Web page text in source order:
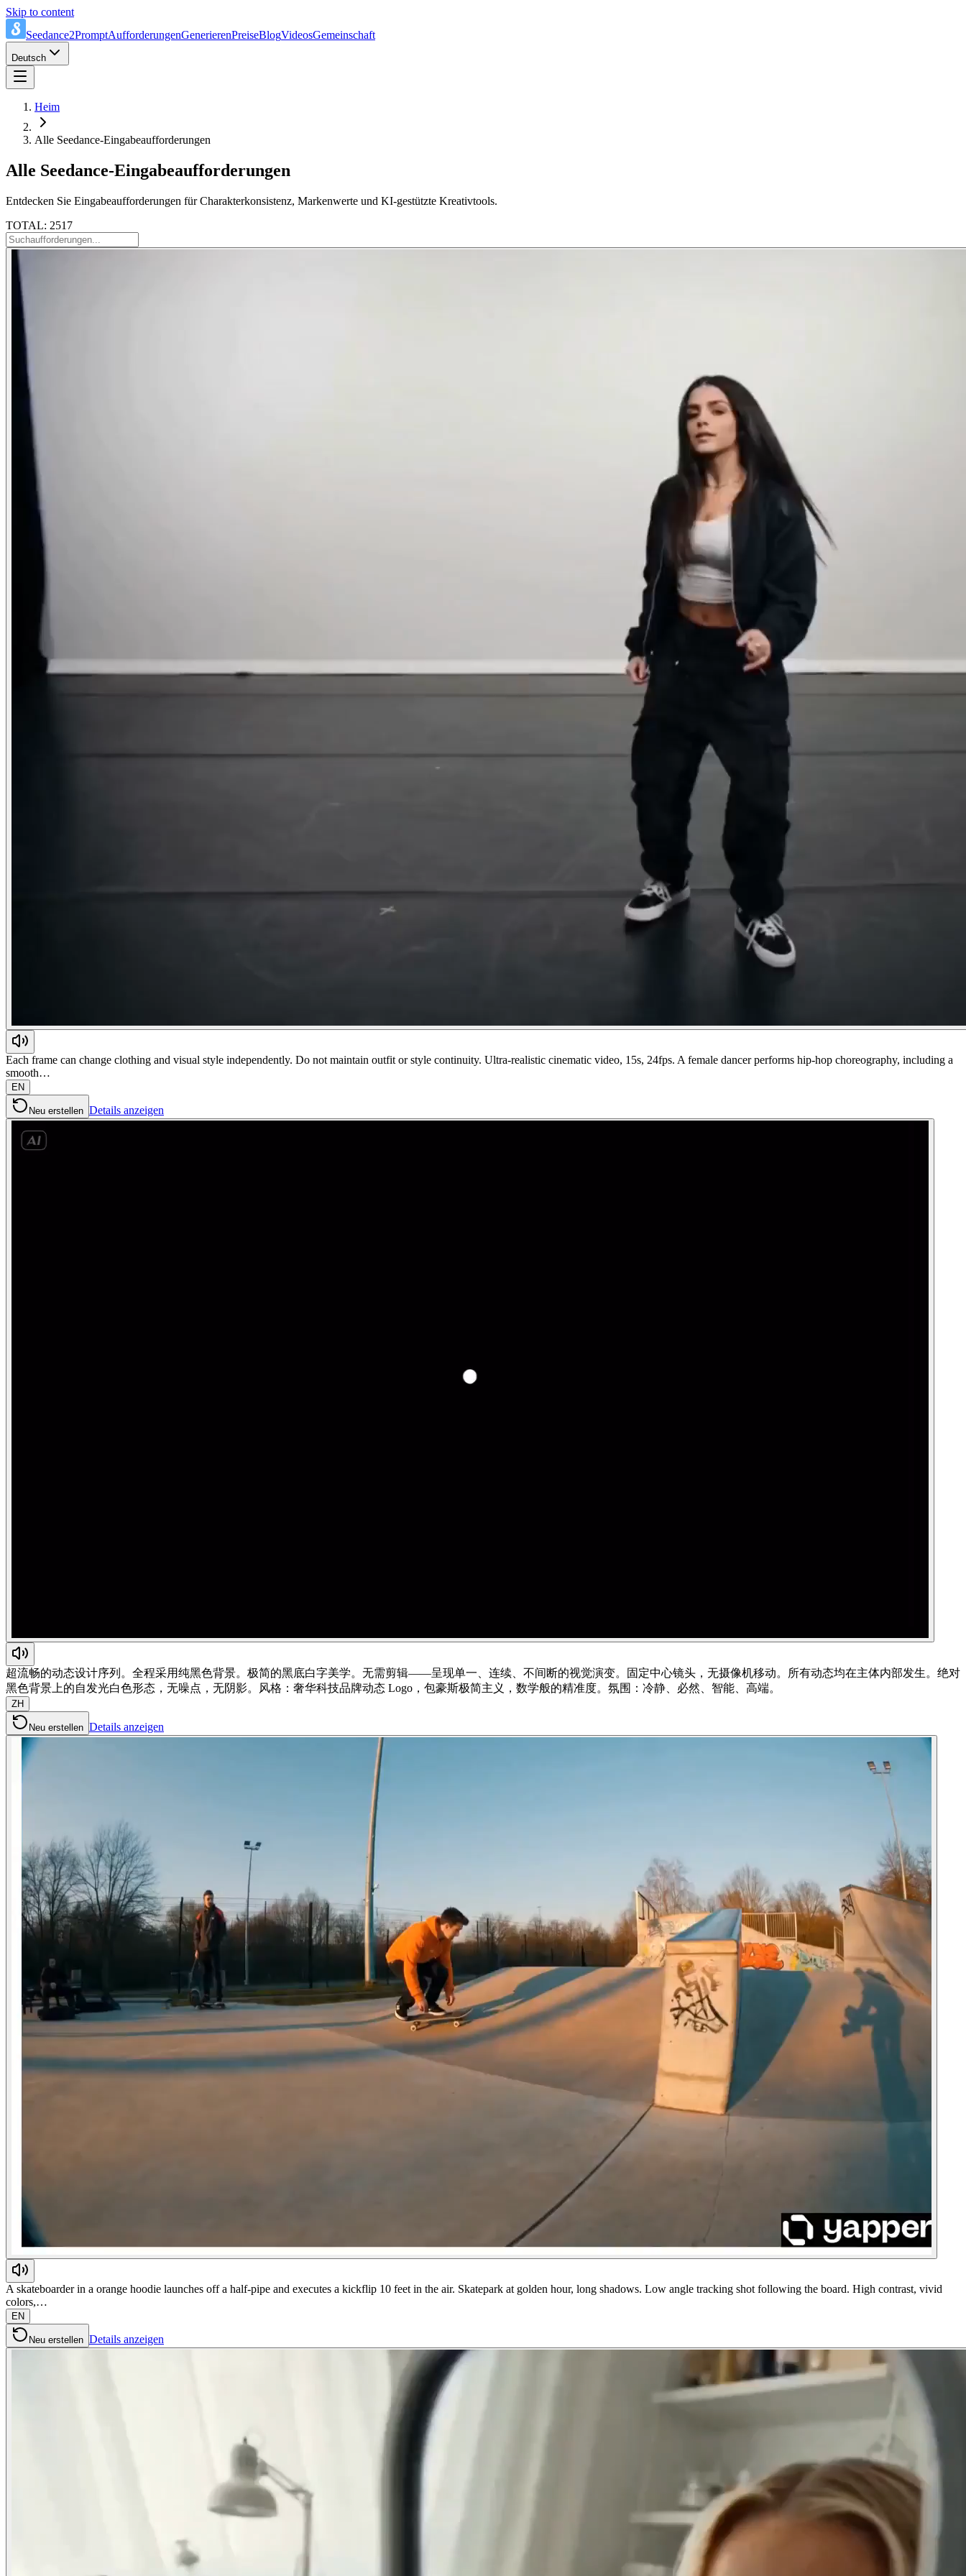
Skip to content
Seedance2PromptAufforderungenGenerierenPreiseBlogVideosGemeinschaft
Deutsch
Heim
Alle Seedance-Eingabeaufforderungen
Alle Seedance-Eingabeaufforderungen
Entdecken Sie Eingabeaufforderungen für Charakterkonsistenz, Markenwerte und KI-gestützte Kreativtools.
TOTAL: 2517
Each frame can change clothing and visual style independently. Do not maintain outfit or style continuity. Ultra-realistic cinematic video, 15s, 24fps. A female dancer performs hip-hop choreography, including a
smooth…
EN
Neu erstellen Details anzeigen
超流畅的动态设计序列。全程采用纯黑色背景。极简的黑底白字美学。无需剪辑——呈现单一、连续、不间断的视觉演变。固定中心镜头，无摄像机移动。所有动态均在主体内部发生。绝对
黑色背景上的自发光白色形态，无噪点，无阴影。风格：奢华科技品牌动态 Logo，包豪斯极简主义，数学般的精准度。氛围：冷静、必然、智能、高端。
ZH
Neu erstellen Details anzeigen
A skateboarder in a orange hoodie launches off a half-pipe and executes a kickflip 10 feet in the air. Skatepark at golden hour, long shadows. Low angle tracking shot following the board. High contrast, vivid
colors,…
EN
Neu erstellen Details anzeigen